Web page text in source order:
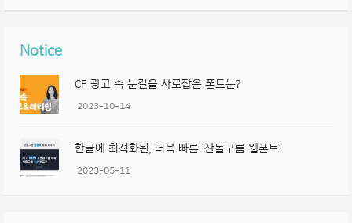
Notice
CF 광고 속 눈길을 사로잡은 폰트는?
2023-10-14
한글에 최적화된, 더욱 빠른 ‘산돌구름 웹폰트’
2023-05-11